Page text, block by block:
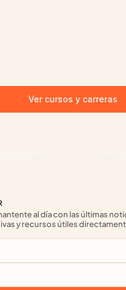
Ver cursos y carreras
al día con las últimas
y recursos útiles